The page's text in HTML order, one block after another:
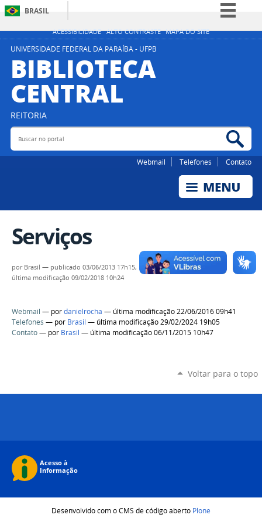
ACESSIBILIDADE ALTO CONTRASTE MAPA DO SITE
BRASIL
Simplifique!
UNIVERSIDADE FEDERAL DA PARAÍBA - UFPB
BIBLIOTECA
CENTRAL
REITORIA
Buscar no portal
Webmail Telefones Contato
Serviços
por Brasil — publicado 03/06/2013 17h15,
última modificação 09/02/2018 10h24
Webmail — pordanielrocha — última modificação 22/06/2016 09h41
Telefones — por Brasil — última modificação 29/02/2024 19h05
Contato— por Brasil — última modificação 06/11/2015 10h47
Voltar para o topo
Desenvolvido com o CMS de código aberto Plone